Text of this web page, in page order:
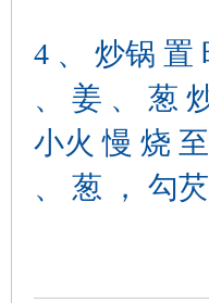
4 、 炒锅 置
、 姜 、 葱
小火 慢 烧
、 葱 ， 勾